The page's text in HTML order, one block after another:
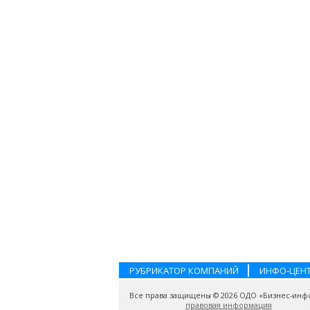
РУБРИКАТОР КОМПАНИЙ ИНФО-
Все права защищены © 2026 ОДО «Бизнес-
правовая информация